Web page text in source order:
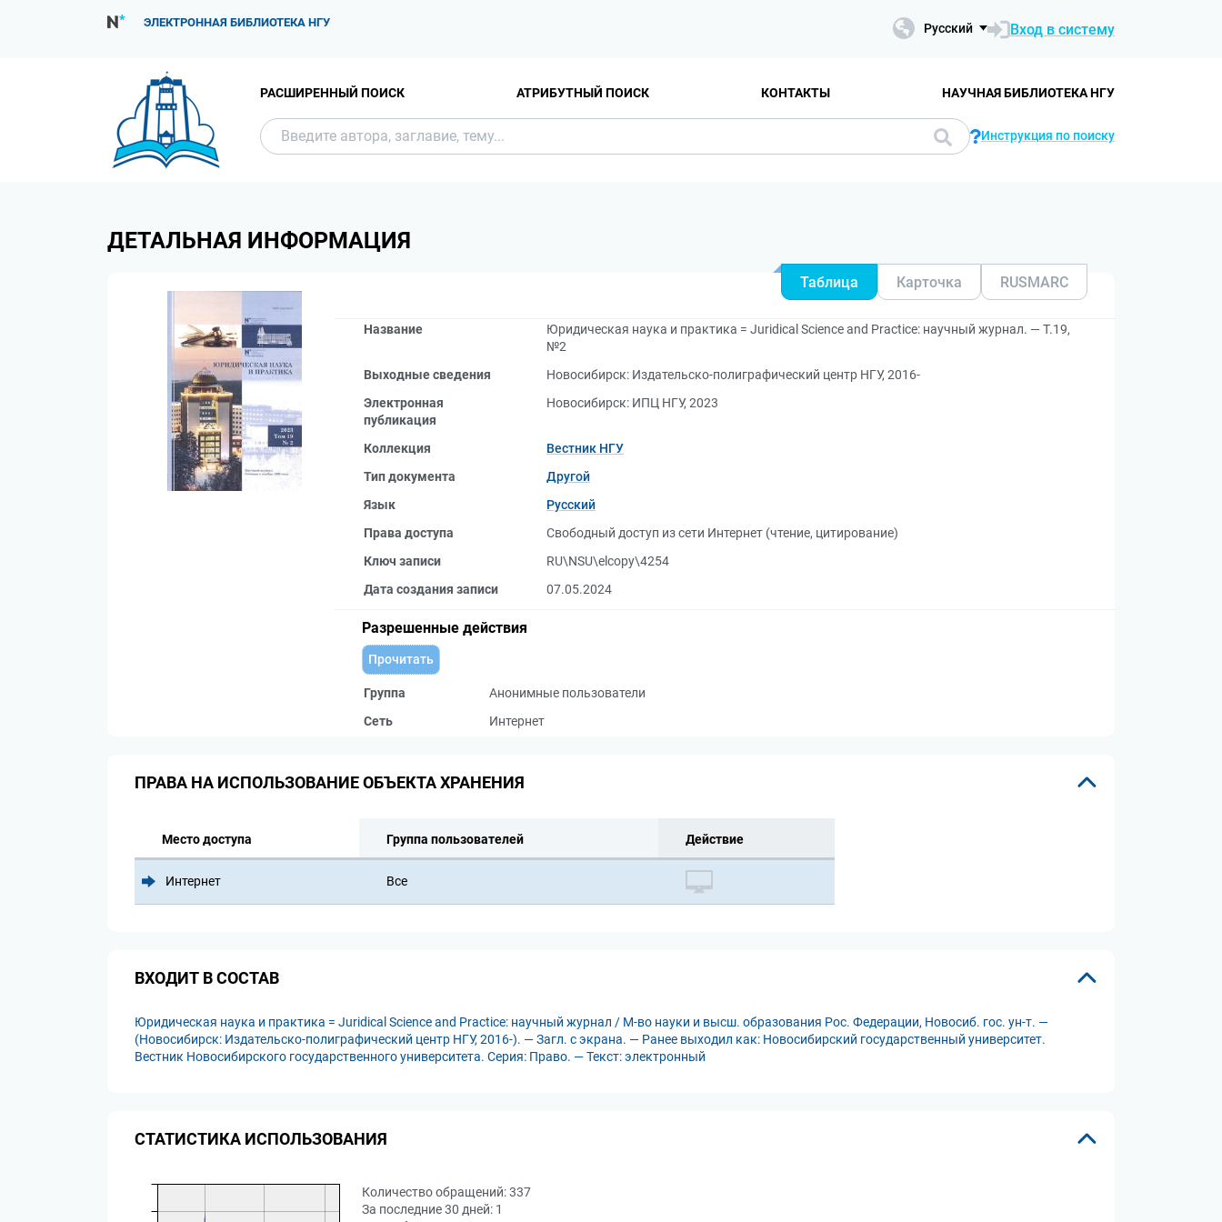
ЭЛЕКТРОННАЯ БИБЛИОТЕКА НГУ Русский Вход в систему
РАСШИРЕННЫЙ ПОИСК АТРИБУТНЫЙ ПОИСК КОНТАКТЫ НАУЧНАЯ БИБЛИОТЕКА НГУ
Инструкция по поиску
ДЕТАЛЬНАЯ ИНФОРМАЦИЯ
Таблица Карточка RUSMARC
Название
Юридическая наука и практика = Juridical Science and Practice: научный журнал. — Т.19,
№2
Выходные сведения
Новосибирск: Издательско-полиграфический центр НГУ, 2016-
Электронная
публикация
Новосибирск: ИПЦ НГУ, 2023
Коллекция
Вестник НГУ
Тип документа
Другой
Язык
Русский
Права доступа
Свободный доступ из сети Интернет (чтение, цитирование)
Ключ записи
RU\NSU\elcopy\4254
Дата создания записи
07.05.2024
Разрешенные действия
Прочитать
Группа
Анонимные пользователи
Сеть
Интернет
ПРАВА НА ИСПОЛЬЗОВАНИЕ ОБЪЕКТА ХРАНЕНИЯ
Место доступа Группа пользователей Действие
Интернет Все
ВХОДИТ В СОСТАВ
Юридическая наука и практика = Juridical Science and Practice: научный журнал / М-во науки и высш. образования Рос. Федерации, Новосиб. гос. ун-т. —
(Новосибирск: Издательско-полиграфический центр НГУ, 2016-). — Загл. с экрана. — Ранее выходил как: Новосибирский государственный университет.
Вестник Новосибирского государственного университета. Серия: Право. — Текст: электронный
СТАТИСТИКА ИСПОЛЬЗОВАНИЯ
Количество обращений:337
За последние 30 дней: 1